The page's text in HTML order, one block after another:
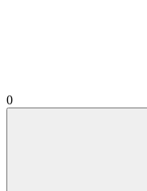
0